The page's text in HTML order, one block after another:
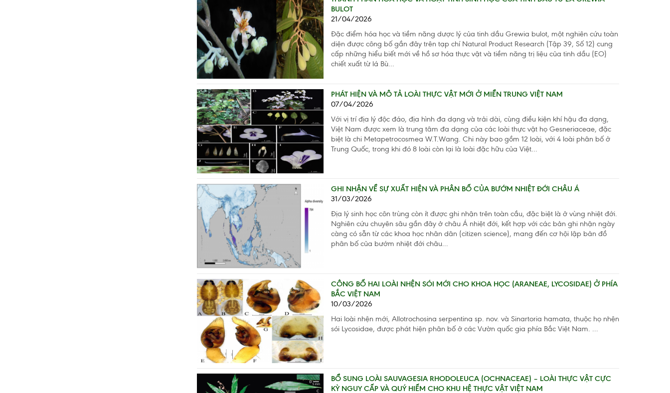
BULOT
21/04/2026
Đặc điểm hóa học và tiềm năng dược lý của tinh dầu Grewia bulot, một nghiên cứu toàn
diện được công bố gần đây trên tạp chí Natural Product Research (Tập 39, Số 12) cung
cấp những hiểu biết mới về hồ sơ hóa thực vật và tiềm năng trị liệu của tinh dầu (EO)
chiết xuất từ lá Bù...
PHÁT HIỆN VÀ MÔ TẢ LOÀI THỰC VẬT MỚI Ở MIỀN TRUNG VIỆT NAM
07/04/2026
Với vị trí địa lý độc đáo, địa hình đa dạng và trải dài, cùng điều kiện khí hậu đa dạng,
Việt Nam được xem là trung tâm đa dạng của các loài thực vật họ Gesneriaceae, đặc
biệt là chi Metapetrocosmea W.T.Wang. Chi này bao gồm 12 loài, với 4 loài phân bố ở
Trung Quốc, trong khi đó 8 loài còn lại là loài đặc hữu của Việt...
GHI NHẬN VỀ SỰ XUẤT HIỆN VÀ PHÂN BỐ CỦA BƯỚM NHIỆT ĐỚI CHÂU Á
31/03/2026
Địa lý sinh học côn trùng còn ít được ghi nhận trên toàn cầu, đặc biệt là ở vùng nhiệt đới.
Nghiên cứu chuyên sâu gần đây ở châu Á nhiệt đới, kết hợp với các bản ghi nhận ngày
càng có sẵn từ các khoa học nhân dân (citizen science), mang đến cơ hội lập bản đồ
phân bố của bướm nhiệt đới châu...
CÔNG BỐ HAI LOÀI NHỆN SÓI MỚI CHO KHOA HỌC (ARANEAE, LYCOSIDAE) Ở PHÍA
BẮC VIỆT NAM
10/03/2026
Hai loài nhện mới, Allotrochosina serpentina sp. nov. và Sinartoria hamata, thuộc họ nhện
sói Lycosidae, được phát hiện phân bố ở các Vườn quốc gia phía Bắc Việt Nam. ...
BỔ SUNG LOÀI SAUVAGESIA RHODOLEUCA (OCHNACEAE) – LOÀI THỰC VẬT CỰC
KỲ NGUY CẤP VÀ QUÝ HIẾM CHO KHU HỆ THỰC VẬT VIỆT NAM